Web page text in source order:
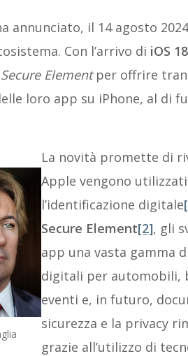
annunciato, il 14 agosto
Con l’arrivo di iOS
Secure Elementper offrire
loro app su iPhone, al di
La novità promette di
Apple vengono
l’identificazione digitale
Secure Element[2], gli
app una vasta gamma
digitali per automobili,
eventi e, in futuro,
sicurezza e la privacy
grazie all’utilizzo di